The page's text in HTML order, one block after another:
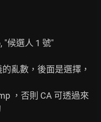
亂數，後面是選擇，
，否則 CA 可透過來